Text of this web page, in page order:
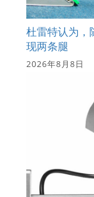
杜雷特认为，
现两条腿
2026年8月8日